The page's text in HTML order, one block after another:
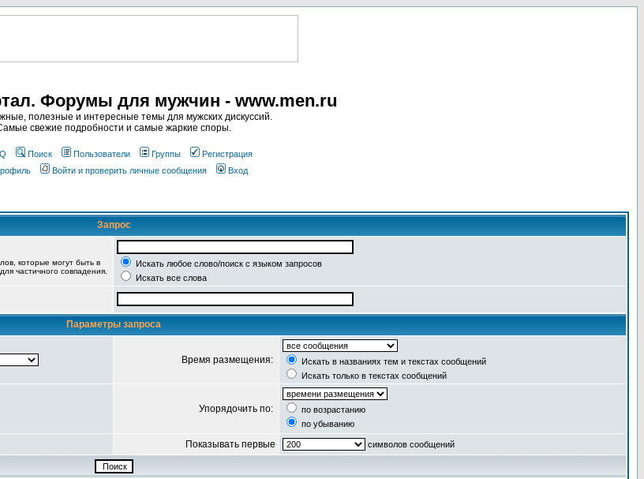
Форумы для мужчин - www.men.ru
полезные и интересные темы для мужских дискуссий.
свежие подробности и самые жаркие споры.
Поиск Пользователи Группы
Регистрация
Войти и проверить личные сообщения Вход
Запрос
которые могут быть в
частичного совпадения.
Искать любое слово/поиск с языком запросов
Искать все слова
Параметры запроса
Время размещения:
Искать в названиях тем и текстах сообщений
Искать только в текстах сообщений
Упорядочить по:
по возрастанию
по убыванию
Показывать первые символов сообщений